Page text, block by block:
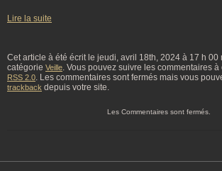
Lire la suite
Cet article à été écrit le jeudi, avril 18th, 2024 à 17 h 00
catégorie Veille. Vous pouvez suivre les commentaires
RSS 2.0. Les commentaires sont fermés mais vous
trackback depuis votre site.
Les Commentaires sont fermés.